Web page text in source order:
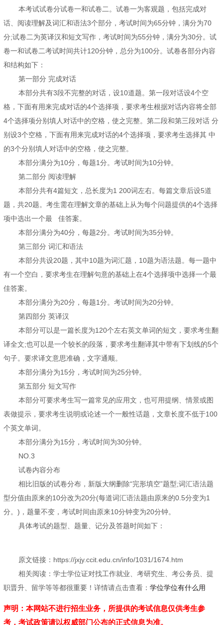
本考试试卷分试卷一和试卷二。试卷一为客观题，包括完成对
话、阅读理解及词汇和语法3个部分，考试时间为65分钟，满分为70
分;试卷二为英译汉和短文写作，考试时间为55分钟，满分为30分。试
卷一和试卷二考试时间共计120分钟，总分为100分。试卷各部分内容
和结构如下：
第一部分 完成对话
本部分共有3段不完整的对话，设10道题。第一段对话设4个空
格，下面有用来完成对话的4个选择项，要求考生根据对话内容将全部
4个选择项分别填人对话中的空格，使之完整。第二段和第三段对话 分
别设3个空格，下面有用来完成对话的4个选择项，要求考生选择其 中
的3个分别填人对话中的空格，使之完整。
本部分满分为10分，每题1分。考试时间为10分钟。
第二部分 阅读理解
本部分共有4篇短文，总长度为1 200词左右。每篇文章后设5道
题，共20题。考生需在理解文章的基础上从为每个问题提供的4个选择
项中选出一个最 佳答案。
本部分满分为40分，每题2分。考试时间为35分钟。
第三部分 词汇和语法
本部分共设20题，其中10题为词汇题，10题为语法题。每一题中
有一个空白，要求考生在理解句意的基础上在4个选择项中选择一个最
佳答案。
本部分满分为20分，每题1分。考试时间为20分钟。
第四部分 英译汉
本部分可以是一篇长度为120个左右英文单词的短文，要求考生翻
译全文;也可以是一个较长的段落，要求考生翻译其中带有下划线的5个
句子。要求译文意思准确，文字通顺。
本部分满分为15分，考试时间为25分钟。
第五部分 短文写作
本部分可要求考生写一篇常见的应用文，也可用提纲、情景或图
表做提示，要求考生说明或论述一个一般性话题，文章长度不低于100
个英文单词。
本部分满分为15分，考试时间为30分钟。
NO.3
试卷内容分布
相比旧版的试卷分布，新版大纲删除“完形填空”题型;词汇语法题
型分值由原来的10分改为20分(每道词汇语法题由原来的0.5分变为1
分。)，题量不变，考试时间由原来10分钟变为20分钟。
具体考试的题型、题量、记分及答题时间如下：
原文链接：https://jxjy.ccit.edu.cn/info/1031/1674.htm
相关阅读：学士学位证对找工作就业、考研究生、考公务员、提
职晋升、留学等等都很重要！详情请点击查看： 学位学位有什么用
声明：本网站不进行招生业务，所提供的考试信息仅供考生参
考，考试政策请以权威部门公布的正式信息为准。